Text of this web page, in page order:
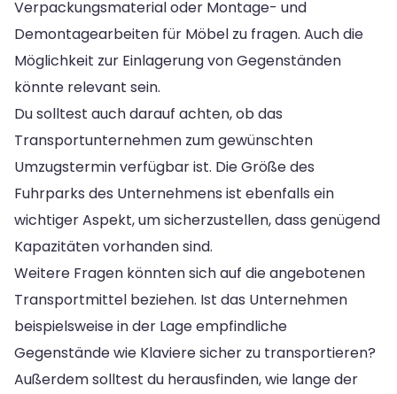
Verpackungsmaterial oder Montage- und
Demontagearbeiten für Möbel zu fragen. Auch die
Möglichkeit zur Einlagerung von Gegenständen
könnte relevant sein.
Du solltest auch darauf achten, ob das
Transportunternehmen zum gewünschten
Umzugstermin verfügbar ist. Die Größe des
Fuhrparks des Unternehmens ist ebenfalls ein
wichtiger Aspekt, um sicherzustellen, dass genügend
Kapazitäten vorhanden sind.
Weitere Fragen könnten sich auf die angebotenen
Transportmittel beziehen. Ist das Unternehmen
beispielsweise in der Lage empfindliche
Gegenstände wie Klaviere sicher zu transportieren?
Außerdem solltest du herausfinden, wie lange der